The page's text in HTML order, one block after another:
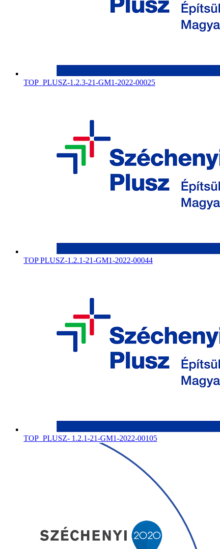
TOP_PLUSZ-1.2.3-21-GM1-2022-00025
TOP PLUSZ-1.2.1-21-GM1-2022-00044
TOP_PLUSZ- 1.2.1-21-GM1-2022-00105